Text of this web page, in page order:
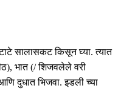
सालासकट किसून घ्या.त्यात
), भात(/शिजवलेले वरी
दुधात भिजवा.इडली च्या